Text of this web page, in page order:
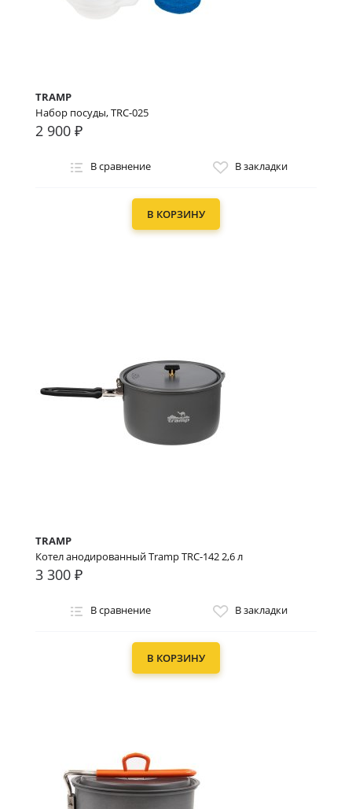
TRAMP
Набор посуды, TRC-025
2 900 ₽
В сравнение В закладки
В КОРЗИНУ
TRAMP
Котел анодированный Tramp TRC-142 2,6 л
3 300 ₽
В сравнение В закладки
В КОРЗИНУ